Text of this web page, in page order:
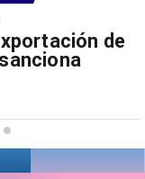
gira por